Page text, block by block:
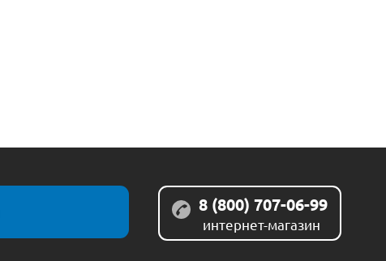
8 (800) 707-06-99
интернет-магазин